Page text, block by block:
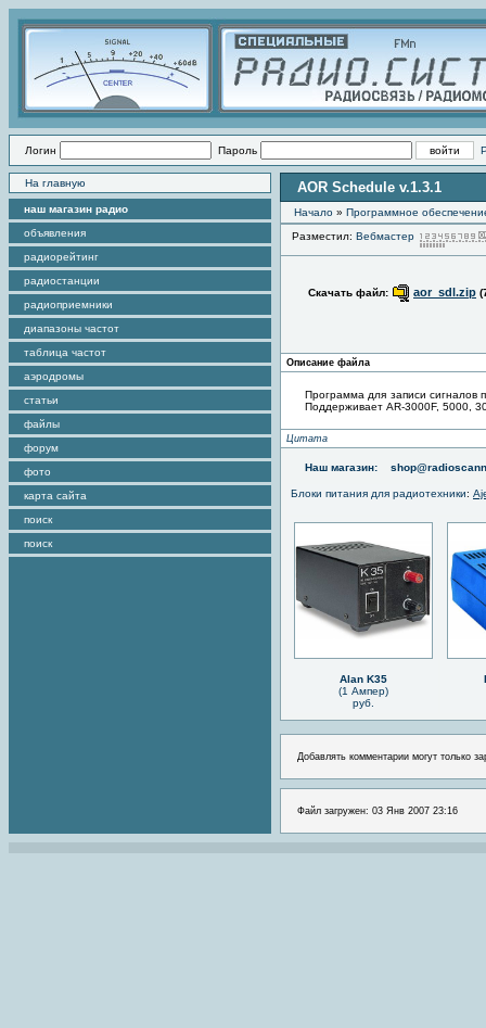
Логин Пароль
На главную
наш магазин радио
объявления
радиорейтинг
радиостанции
радиоприемники
диапазоны частот
таблица частот
аэродромы
статьи
файлы
форум
фото
карта сайта
поиск
поиск
AOR Schedule v.1.3.1
Начало » Программное
Разместил: Вебмастер
Скачать файл: aor_sdl.zip
Описание файла
Программа для записи сигналов
Поддерживает AR-3000F, 5000,
Цитата
Наш магазин:
Блоки питания для радиотехники:
Alan K35
(1 Ампер)
руб.
Добавлять комментарии могут только
Файл загружен: 03 Янв 2007 23:16